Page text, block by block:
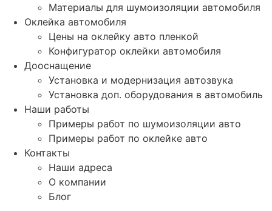
Материалы для шумоизоляции автомобиля
Оклейка автомобиля
Цены на оклейку авто пленкой
Конфигуратор оклейки автомобиля
Дооснащение
Установка и модернизация автозвука
Установка доп. оборудования в автомобиль
Наши работы
Примеры работ по шумоизоляции авто
Примеры работ по оклейке авто
Контакты
Наши адреса
О компании
Блог